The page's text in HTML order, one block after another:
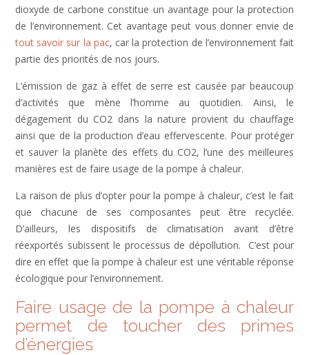
dioxyde de carbone constitue un avantage pour la protection
de l’environnement. Cet avantage peut vous donner envie de
tout savoir sur la pac, car la protection de l’environnement fait
partie des priorités de nos jours.
L’émission de gaz à effet de serre est causée par beaucoup
d’activités que mène l’homme au quotidien. Ainsi, le
dégagement du CO2 dans la nature provient du chauffage
ainsi que de la production d’eau effervescente. Pour protéger
et sauver la planète des effets du CO2, l’une des meilleures
manières est de faire usage de la pompe à chaleur.
La raison de plus d’opter pour la pompe à chaleur, c’est le fait
que chacune de ses composantes peut être recyclée.
D’ailleurs, les dispositifs de climatisation avant d’être
réexportés subissent le processus de dépollution. C’est pour
dire en effet que la pompe à chaleur est une véritable réponse
écologique pour l’environnement.
Faire usage de la pompe à chaleur
permet de toucher des primes
d’énergies